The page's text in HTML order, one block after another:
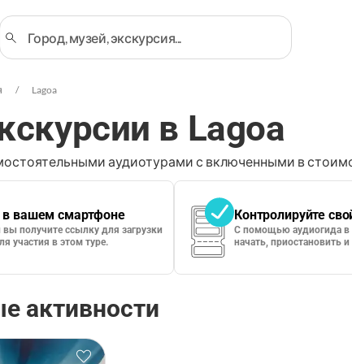
Lagoa
в Lagoa
аудиотурами с включенными в
вашем смартфоне
вы получите ссылку для загрузки
участия в этом туре.
Контролируйте
С помощью аудиогида в
начать, приостановить
активности